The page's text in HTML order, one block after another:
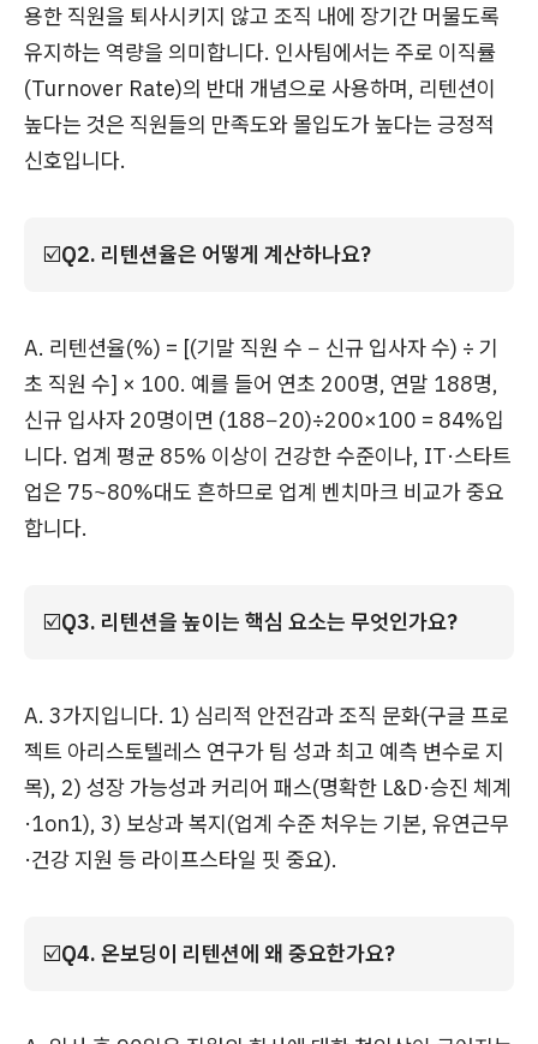
용한 직원을 퇴사시키지 않고 조직 내에 장기간 머물도록
유지하는 역량을 의미합니다. 인사팀에서는 주로 이직률
(Turnover Rate)의 반대 개념으로 사용하며, 리텐션이
높다는 것은 직원들의 만족도와 몰입도가 높다는 긍정적
신호입니다.
☑️Q2. 리텐션율은 어떻게 계산하나요?
A. 리텐션율(%) = [(기말 직원 수 − 신규 입사자 수) ÷ 기
초 직원 수] × 100. 예를 들어 연초 200명, 연말 188명,
신규 입사자 20명이면 (188−20)÷200×100 = 84%입
니다. 업계 평균 85% 이상이 건강한 수준이나, IT·스타트
업은 75~80%대도 흔하므로 업계 벤치마크 비교가 중요
합니다.
☑️Q3. 리텐션을 높이는 핵심 요소는 무엇인가요?
A. 3가지입니다. 1) 심리적 안전감과 조직 문화(구글 프로
젝트 아리스토텔레스 연구가 팀 성과 최고 예측 변수로 지
목), 2) 성장 가능성과 커리어 패스(명확한 L&D·승진 체계
·1on1), 3) 보상과 복지(업계 수준 처우는 기본, 유연근무
·건강 지원 등 라이프스타일 핏 중요).
☑️Q4. 온보딩이 리텐션에 왜 중요한가요?